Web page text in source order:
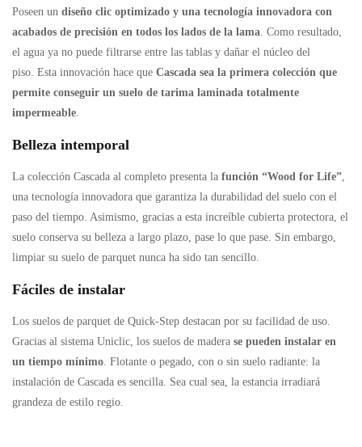
Poseen un diseño clic optimizado y una tecnología innovadora con
acabados de precisión en todos los lados de la lama. Como resultado,
el agua ya no puede filtrarse entre las tablas y dañar el núcleo del
piso. Esta innovación hace que Cascada sea la primera colección que
permite conseguir un suelo de tarima laminada totalmente
impermeable.
Belleza intemporal
La colección Cascada al completo presenta la función “Wood for Life”,
una tecnología innovadora que garantiza la durabilidad del suelo con el
paso del tiempo. Asimismo, gracias a esta increíble cubierta protectora, el
suelo conserva su belleza a largo plazo, pase lo que pase. Sin embargo,
limpiar su suelo de parquet nunca ha sido tan sencillo.
Fáciles de instalar
Los suelos de parquet de Quick-Step destacan por su facilidad de uso.
Gracias al sistema Uniclic, los suelos de madera se pueden instalar en
un tiempo mínimo. Flotante o pegado, con o sin suelo radiante: la
instalación de Cascada es sencilla. Sea cual sea, la estancia irradiará
grandeza de estilo regio.